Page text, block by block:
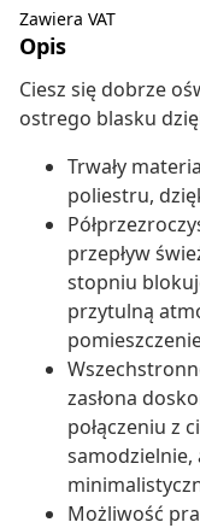
Zawiera VAT
Opis
Ciesz się dobrze
ostrego blasku
Trwały
poliestru,
przepływ
stopniu
przytulną
zasłona
połączeniu z
samodzielnie,
Możliwość